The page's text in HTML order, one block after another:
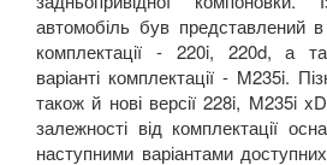
автомобіль був представлений в
комплектації - 220i, 220d, а
варіанті комплектації - M235i.
також й нові версії 228i, M235i
залежності від комплектації
наступними варіантами